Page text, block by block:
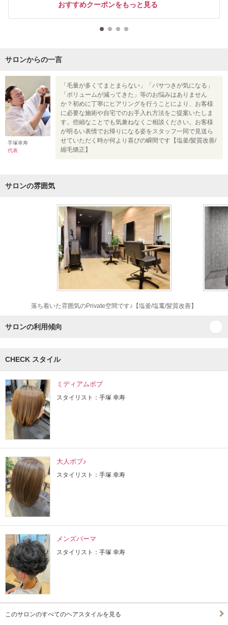
おすすめクーポンをもっと見る
サロンからの一言
手塚幸寿
代表
「毛量が多くてまとまらない」「パサつきが気になる」
「ボリュームが減ってきた」等のお悩みはありません
か？初めに丁寧にヒアリングを行うことにより、お客様
に必要な施術や自宅でのお手入れ方法をご提案いたしま
す。些細なことでも気兼ねなくご相談ください。お客様
が明るい表情でお帰りになる姿をスタッフ一同で見送ら
せていただく時が何より喜びの瞬間です【塩釜/髪質改善/
縮毛矯正】
サロンの雰囲気
落ち着いた雰囲気のPrivate空間です♪【塩釜/塩竃/髪質改善】
サロンの利用傾向
CHECK スタイル
ミディアムボブ
スタイリスト：手塚 幸寿
大人ボブ♪
スタイリスト：手塚 幸寿
メンズパーマ
スタイリスト：手塚 幸寿
このサロンのすべてのヘアスタイルを見る